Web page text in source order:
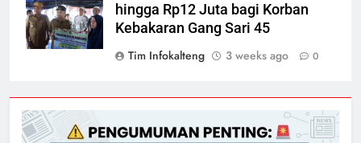
hingga Rp12 Juta bagi Korban
Kebakaran Gang Sari 45
Tim Infokalteng
3 weeks ago 0